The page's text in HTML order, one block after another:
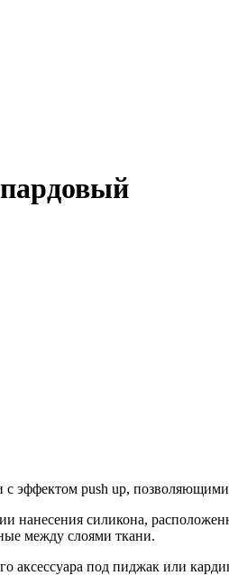
push up,
силикона,
между слоями ткани.
аксессуара под пиджак или